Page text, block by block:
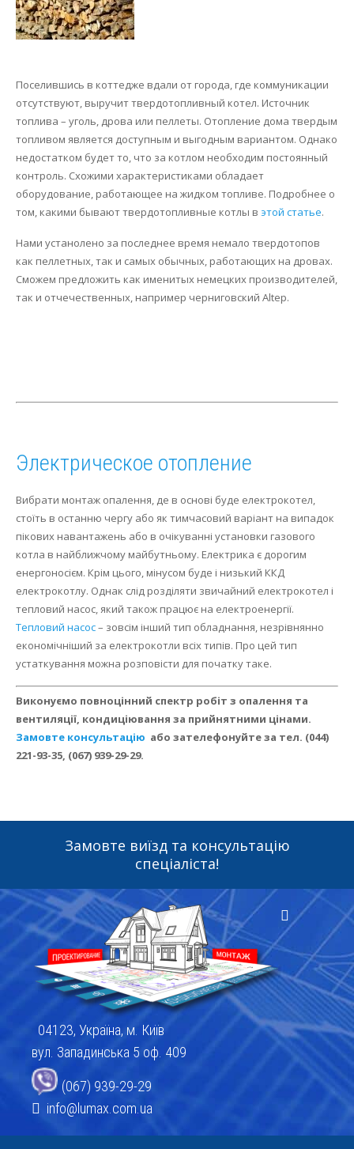
Поселившись в коттедже вдали от города, где коммуникации
отсутствуют, выручит твердотопливный котел. Источник
топлива – уголь, дрова или пеллеты. Отопление дома твердым
топливом является доступным и выгодным вариантом. Однако
недостатком будет то, что за котлом необходим постоянный
контроль. Схожими характеристиками обладает
оборудование, работающее на жидком топливе. Подробнее о
том, какими бывают твердотопливные котлы в этой статье.
Нами устанолено за последнее время немало твердотопов
как пеллетных, так и самых обычных, работающих на дровах.
Сможем предложить как именитых немецких производителей,
так и отчечественных, например черниговский Altep.
Электрическое отопление
Вибрати монтаж опалення, де в основі буде електрокотел,
стоїть в останню чергу або як тимчасовий варіант на випадок
пікових навантажень або в очікуванні установки газового
котла в найближчому майбутньому. Електрика є дорогим
енергоносієм. Крім цього, мінусом буде і низький ККД
електрокотлу. Однак слід розділяти звичайний електрокотел і
тепловий насос, який також працює на електроенергії.
Тепловий насос– зовсім інший тип обладнання, незрівнянно
економічніший за електрокотли всіх типів. Про цей тип
устаткування можна розповісти для початку таке.
Виконуємо повноцінний спектр робіт з опалення та
вентиляції, кондиціювання за прийнятними цінами.
Замовте консультацію або зателефонуйте за тел. (044)
221-93-35, (067) 939-29-29.
Замовте виїзд та консультацію
спеціаліста!
04123, Україна, м. Київ
вул. Западинська 5 оф. 409
(067) 939-29-29
info@lumax.com.ua